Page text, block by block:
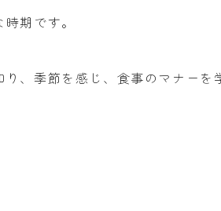
期です。
、季節を感じ、食事のマナーを